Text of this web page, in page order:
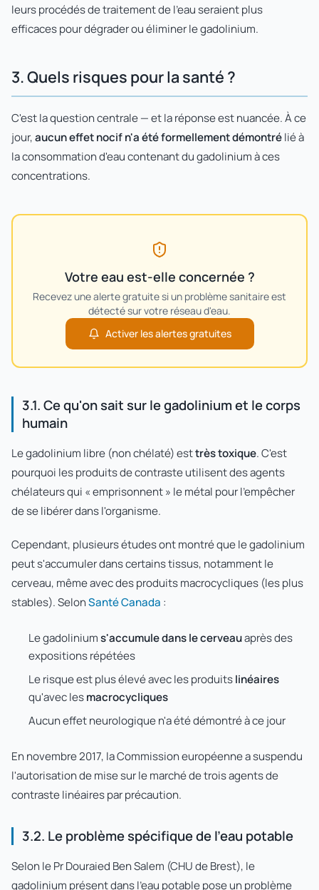
leurs procédés de traitement de l'eau seraient plus
efficaces pour dégrader ou éliminer le gadolinium.
3. Quels risques pour la santé ?
C'est la question centrale — et la réponse est nuancée. À ce
jour,aucun effet nocif n'a été formellement démontrélié à
la consommation d'eau contenant du gadolinium à ces
concentrations.
Votre eau est-elle concernée ?
Recevez une alerte gratuite si un problème sanitaire est
détecté sur votre réseau d'eau.
Activer les alertes gratuites
3.1. Ce qu'on sait sur le gadolinium et le corps
humain
Le gadolinium libre (non chélaté) esttrès toxique. C'est
pourquoi les produits de contraste utilisent des agents
chélateurs qui « emprisonnent » le métal pour l'empêcher
de se libérer dans l'organisme.
Cependant, plusieurs études ont montré que le gadolinium
peut s'accumuler dans certains tissus, notamment le
cerveau, même avec des produits macrocycliques (les plus
stables). SelonSanté Canada :
Le gadoliniums'accumule dans le cerveauaprès des
expositions répétées
Le risque est plus élevé avec les produitslinéaires
qu'avec lesmacrocycliques
Aucun effet neurologique n'a été démontré à ce jour
En novembre 2017, la Commission européenne a suspendu
l'autorisation de mise sur le marché de trois agents de
contraste linéaires par précaution.
3.2. Le problème spécifique de l'eau potable
Selon le Pr Douraied Ben Salem (CHU de Brest), le
gadolinium présent dans l'eau potable pose un problème